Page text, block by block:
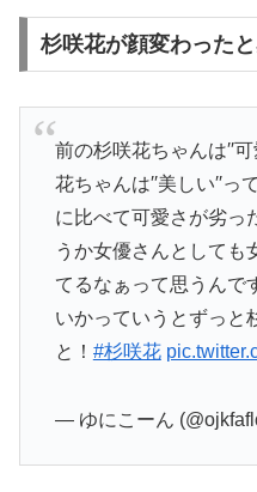
杉咲花が顔変わった
前の杉咲花ちゃんは′′
花ちゃんは′′美しい′′
に比べて可愛さが劣っ
うか女優さんとしても
てるなぁって思うんで
いかっていうとずっと
と！ #杉咲花
— ゆにこーん